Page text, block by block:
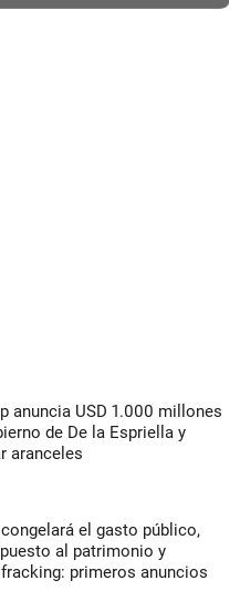
anuncia USD 1.000 millones
de De la Espriella y
aranceles
el gasto público,
al patrimonio y
primeros anuncios